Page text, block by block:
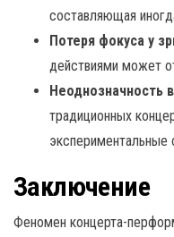
составляющая
Потеря фокуса у
действиями может
Неоднозначность
традиционных
Заключение
Феномен концерта-